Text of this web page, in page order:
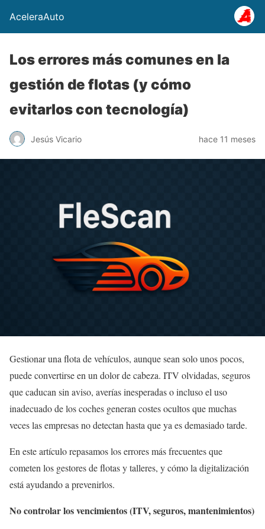
AceleraAuto
Los errores más comunes en la
gestión de flotas (y cómo
evitarlos con tecnología)
Jesús Vicario hace 11 meses
Gestionar una flota de vehículos, aunque sean solo unos pocos,
puede convertirse en un dolor de cabeza. ITV olvidadas, seguros
que caducan sin aviso, averías inesperadas o incluso el uso
inadecuado de los coches generan costes ocultos que muchas
veces las empresas no detectan hasta que ya es demasiado tarde.
En este artículo repasamos los errores más frecuentes que
cometen los gestores de flotas y talleres, y cómo la digitalización
está ayudando a prevenirlos.
No controlar los vencimientos (ITV, seguros, mantenimientos)